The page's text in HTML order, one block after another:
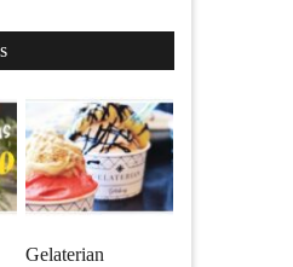
Gelaterian